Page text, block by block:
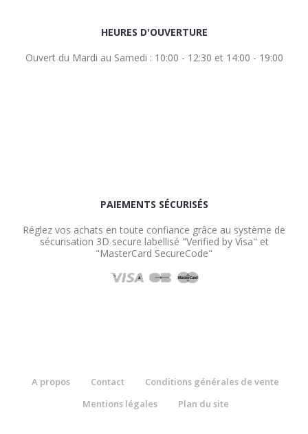
HEURES D'OUVERTURE
Ouvert du Mardi au Samedi : 10:00 - 12:30 et 14:00 - 19:00
PAIEMENTS SÉCURISÉS
Réglez vos achats en toute confiance grâce au système de
sécurisation 3D secure labellisé "Verified by Visa" et
"MasterCard SecureCode"
A propos Contact
Conditions générales de vente
Mentions légales
Plan du site